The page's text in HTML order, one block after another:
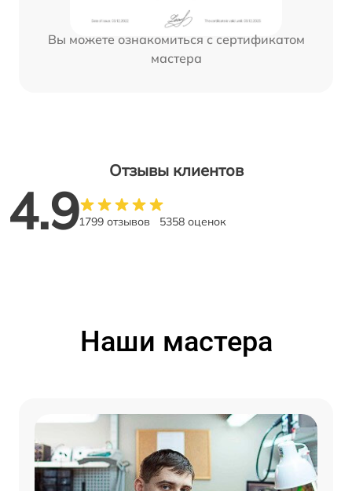
Вы можете ознакомиться с сертификатом
мастера
Отзывы клиентов
4.91799 отзывов 5358 оценок
Наши мастера